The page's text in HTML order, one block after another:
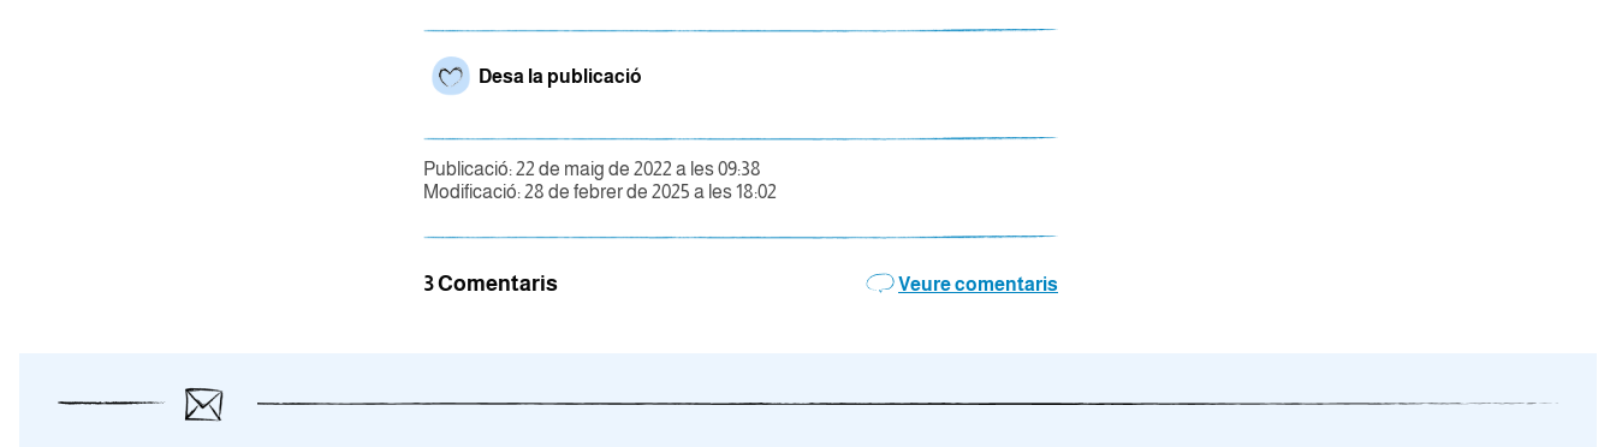
Desa la publicació
Publicació: 22 de maig de 2022 a les 09:38
Modificació: 28 de febrer de 2025 a les 18:02
3 Comentaris Veure comentaris